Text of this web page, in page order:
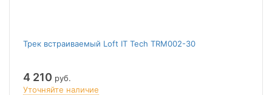
Трек встраиваемый Loft IT Tech TRM002-30
4 210 руб.
Уточняйте наличие